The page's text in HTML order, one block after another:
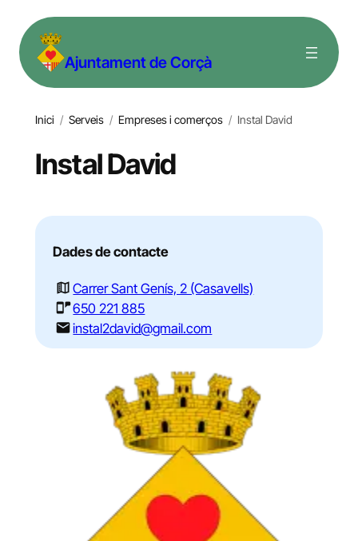
contingut Ajuntament de Corçà
Inici / Serveis / Empreses i comerços / Instal David
Instal David
Dades de contacte
Carrer Sant Genís, 2 (Casavells)
650 221 885
instal2david@gmail.com